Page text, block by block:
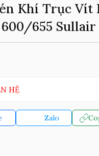
Khí Trục Vít
655 Sullair
HỆ
Zalo